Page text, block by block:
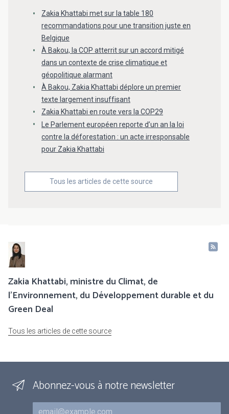
Zakia Khattabi met sur la table 180
recommandations pour une transition juste en
Belgique
À Bakou, la COP atterrit sur un accord mitigé
dans un contexte de crise climatique et
géopolitique alarmant
À Bakou, Zakia Khattabi déplore un premier
texte largement insuffisant
Zakia Khattabi en route vers la COP29
Le Parlement européen reporte d’un an la loi
contre la déforestation : un acte irresponsable
pour Zakia Khattabi
Tous les articles de cette source
Zakia Khattabi, ministre du Climat, de
l’Environnement, du Développement durable et du
Green Deal
Tous les articles de cette source
Abonnez-vous à notre newsletter
Courriel